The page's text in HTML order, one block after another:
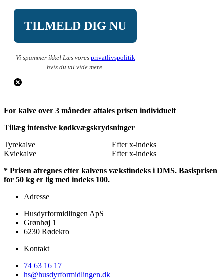
Vi spammer ikke! Læs vores privatlivspolitik
hvis du vil vide mere.
For kalve over 3 måneder aftales prisen individuelt
Tillæg intensive kødkvægskrydsninger
Tyrekalve
Efter x-indeks
Kviekalve
Efter x-indeks
* Prisen afregnes efter kalvens vækstindeks i DMS. Basisprisen
for 50 kg er lig med indeks 100.
Adresse
Husdyrformidlingen ApS
Grønhøj 1
6230 Rødekro
Kontakt
74 63 16 17
hs@husdyrformidlingen.dk